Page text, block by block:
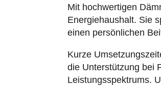
Mit hochwertigen
Energiehaushalt. Sie
einen persönlichen
Kurze
die Unterstützung bei
Leistungsspektrums.